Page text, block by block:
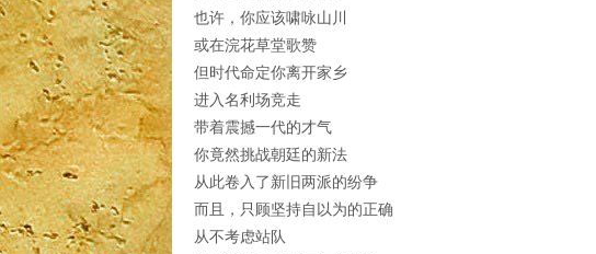
也许，你应该啸咏山川
或在浣花草堂歌赞
但时代命定你离开家乡
进入名利场竞走
带着震撼一代的才气
你竟然挑战朝廷的新法
从此卷入了新旧两派的纷争
而且，只顾坚持自以为的正确
从不考虑站队